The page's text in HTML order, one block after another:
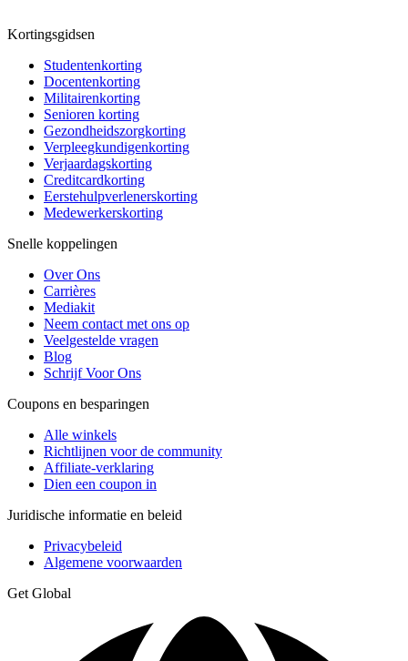
Kortingsgidsen
Studentenkorting
Docentenkorting
Militairenkorting
Senioren korting
Gezondheidszorgkorting
Verpleegkundigenkorting
Verjaardagskorting
Creditcardkorting
Eerstehulpverlenerskorting
Medewerkerskorting
Snelle koppelingen
Over Ons
Carrières
Mediakit
Neem contact met ons op
Veelgestelde vragen
Blog
Schrijf Voor Ons
Coupons en besparingen
Alle winkels
Richtlijnen voor de community
Affiliate-verklaring
Dien een coupon in
Juridische informatie en beleid
Privacybeleid
Algemene voorwaarden
Get Global